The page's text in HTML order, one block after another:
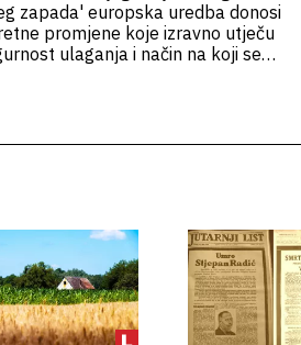
zapada' europska uredba donosi
promjene koje izravno utječu
ulaganja i način na koji se